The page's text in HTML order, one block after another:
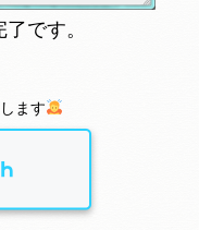
です。
ます